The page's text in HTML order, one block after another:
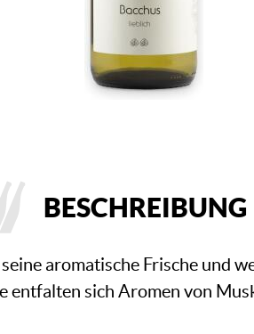
BESCHREIBUNG
aromatische Frische und
entfalten sich Aromen von